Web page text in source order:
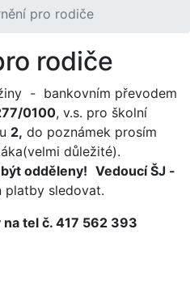
pro rodiče
rodiče
- bankovním převodem
0100, v.s. pro školní
2, do poznámek prosím
důležité).
odděleny! Vedoucí ŠJ -
platby sledovat.
tel č. 417 562 393